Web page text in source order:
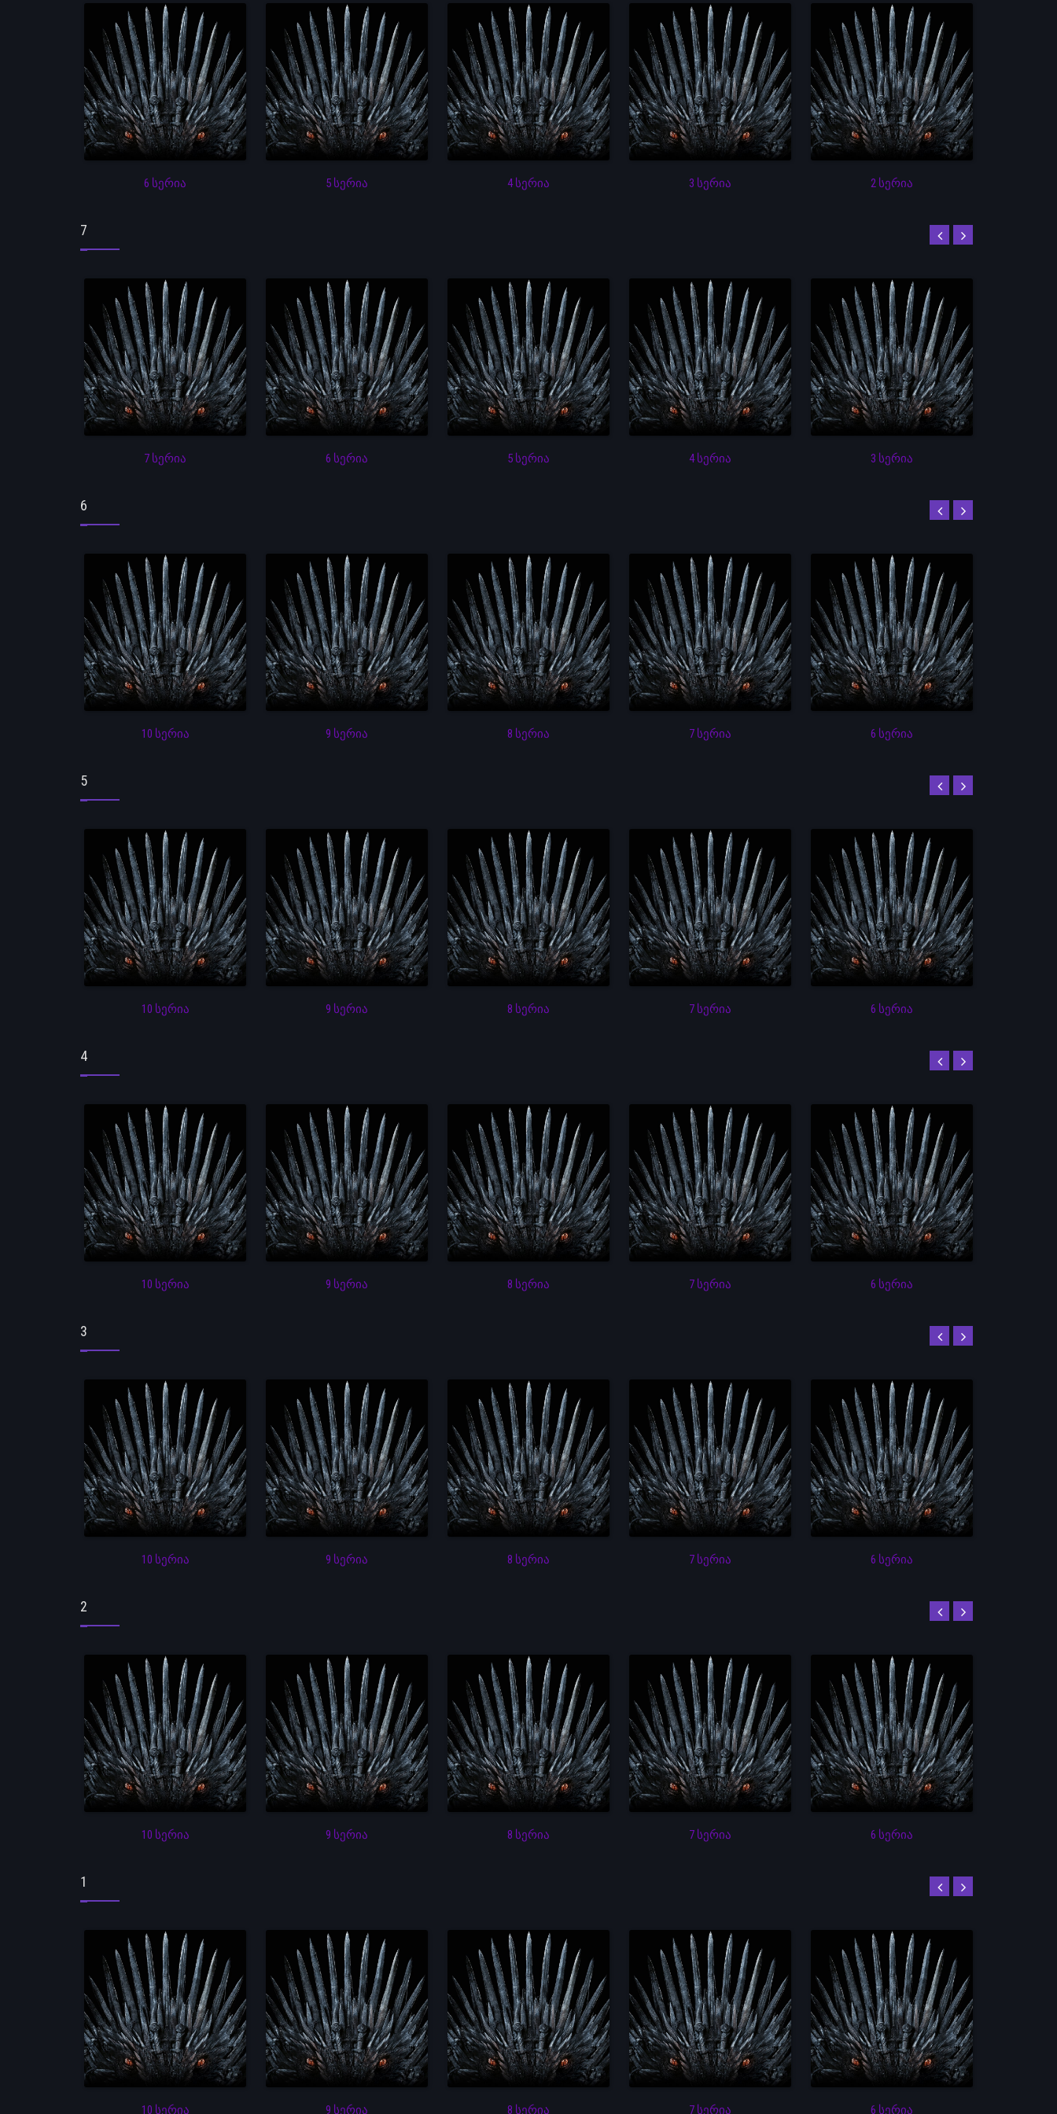
6 სერია 5 სერია 4 სერია 3 სერია 2 სერია
7
7 სერია 6 სერია 5 სერია 4 სერია 3 სერია
6
10 სერია 9 სერია 8 სერია 7 სერია 6 სერია
5
10 სერია 9 სერია 8 სერია 7 სერია 6 სერია
4
10 სერია 9 სერია 8 სერია 7 სერია 6 სერია
3
10 სერია 9 სერია 8 სერია 7 სერია 6 სერია
2
10 სერია 9 სერია 8 სერია 7 სერია 6 სერია
1
10 სერია 9 სერია 8 სერია 7 სერია 6 სერია